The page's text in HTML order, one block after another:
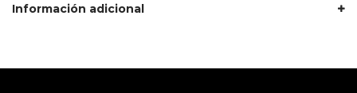
Información adicional